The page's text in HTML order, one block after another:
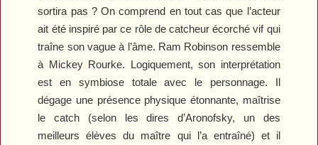
sortira pas ? On comprend en tout cas que l’acteur
ait été inspiré par ce rôle de catcheur écorché vif qui
traîne son vague à l’âme. Ram Robinson ressemble
à Mickey Rourke. Logiquement, son interprétation
est en symbiose totale avec le personnage. Il
dégage une présence physique étonnante, maîtrise
le catch (selon les dires d’Aronofsky, un des
meilleurs élèves du maître qui l’a entraîné) et il